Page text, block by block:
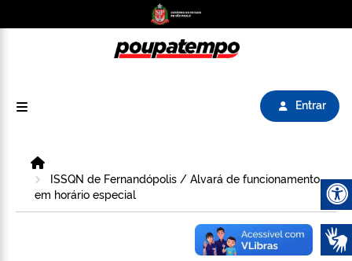
Entrar
ISSQN de Fernandópolis / Alvará de funcionamento
em horário especial